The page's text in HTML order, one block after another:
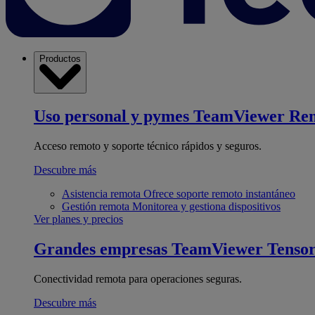
Productos
Uso personal y pymes TeamViewer
Acceso remoto y soporte técnico rápidos y seguros.
Descubre más
Asistencia remota Ofrece soporte remoto instantáneo
Gestión remota Monitorea y gestiona dispositivos
Ver planes y precios
Grandes empresas TeamViewer Tensor
Conectividad remota para operaciones seguras.
Descubre más